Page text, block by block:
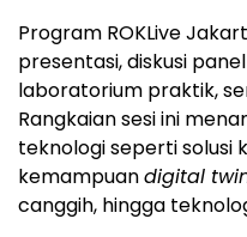
Program ROKLive
presentasi, diskusi
laboratorium praktik,
Rangkaian sesi ini
teknologi seperti solusi
kemampuandigital
canggih, hingga